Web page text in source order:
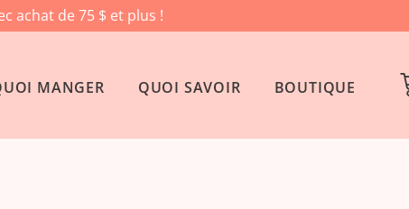
achat de 75 $ et plus !
MANGER QUOI SAVOIR BOUTIQUE